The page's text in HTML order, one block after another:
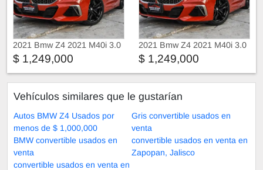
2021 Bmw Z4 2021 M40i 3.0
Turbo
$ 1,249,000
2021 Bmw Z4 2021 M40i 3.0
Turbo
$ 1,249,000
Vehículos similares que le gustarían
Autos BMW Z4 Usados por
menos de $ 1,000,000
Gris convertible usados en
venta
BMW convertible usados en
venta
convertible usados en venta en
Zapopan, Jalisco
convertible usados en venta en